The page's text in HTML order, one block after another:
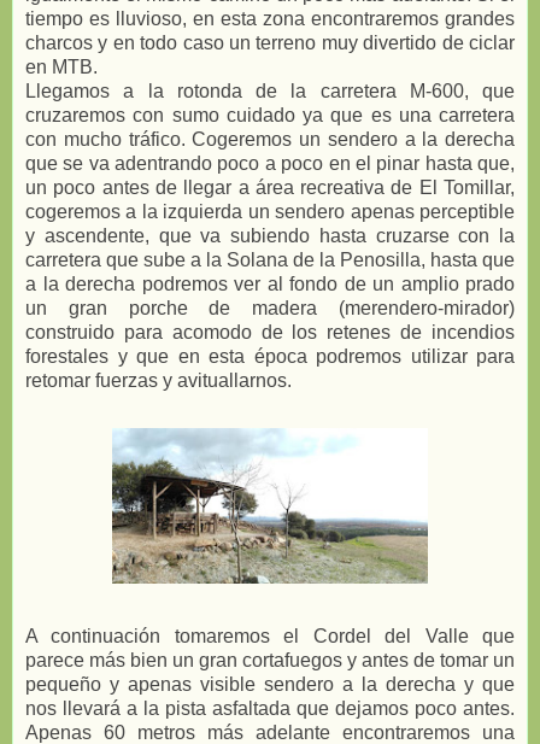
tiempo es lluvioso, en esta zona encontraremos grandes
charcos y en todo caso un terreno muy divertido de ciclar
en MTB.
Llegamos a la rotonda de la carretera M-600, que
cruzaremos con sumo cuidado ya que es una carretera
con mucho tráfico. Cogeremos un sendero a la derecha
que se va adentrando poco a poco en el pinar hasta que,
un poco antes de llegar a área recreativa de El Tomillar,
cogeremos a la izquierda un sendero apenas perceptible
y ascendente, que va subiendo hasta cruzarse con la
carretera que sube a la Solana de la Penosilla, hasta que
a la derecha podremos ver al fondo de un amplio prado
un gran porche de madera (merendero-mirador)
construido para acomodo de los retenes de incendios
forestales y que en esta época podremos utilizar para
retomar fuerzas y avituallarnos.
A continuación tomaremos el Cordel del Valle que
parece más bien un gran cortafuegos y antes de tomar un
pequeño y apenas visible sendero a la derecha y que
nos llevará a la pista asfaltada que dejamos poco antes.
Apenas 60 metros más adelante encontraremos una